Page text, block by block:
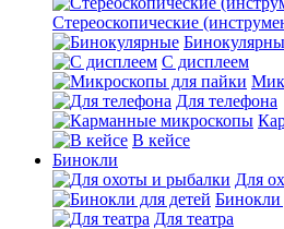
Стереоскопические
С дисплеем
Для телефона
В кейсе
Бинокли
Для
Бинокли
Для театра